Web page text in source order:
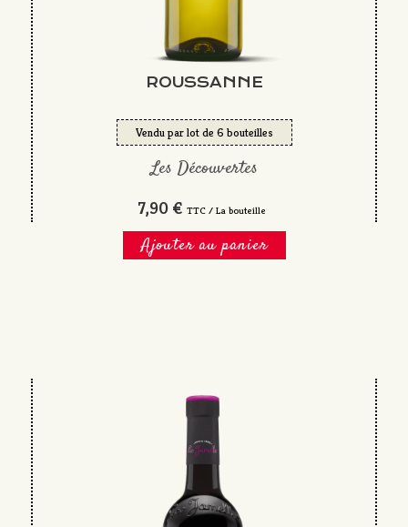
ROUSSANNE
Vendu par lot de 6 bouteilles
Les Découvertes
7,90 € TTC / La bouteille
Ajouter au panier